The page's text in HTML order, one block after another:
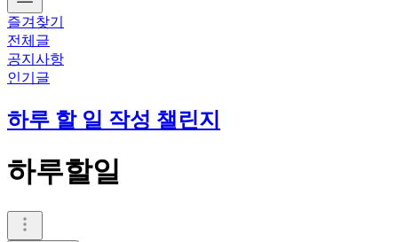
즐겨찾기
전체글
공지사항
인기글
하루 할 일 작성 챌린지
하루할일